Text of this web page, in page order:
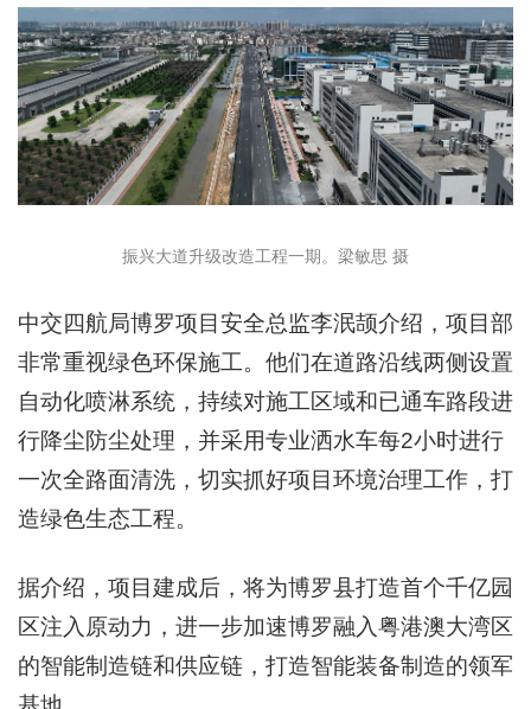
振兴大道升级改造工程一期。梁敏思 摄
中交四航局博罗项目安全总监李泯颉介绍，项目部
非常重视绿色环保施工。他们在道路沿线两侧设置
自动化喷淋系统，持续对施工区域和已通车路段进
行降尘防尘处理，并采用专业洒水车每2小时进行
一次全路面清洗，切实抓好项目环境治理工作，打
造绿色生态工程。
据介绍，项目建成后，将为博罗县打造首个千亿园
区注入原动力，进一步加速博罗融入粤港澳大湾区
的智能制造链和供应链，打造智能装备制造的领军